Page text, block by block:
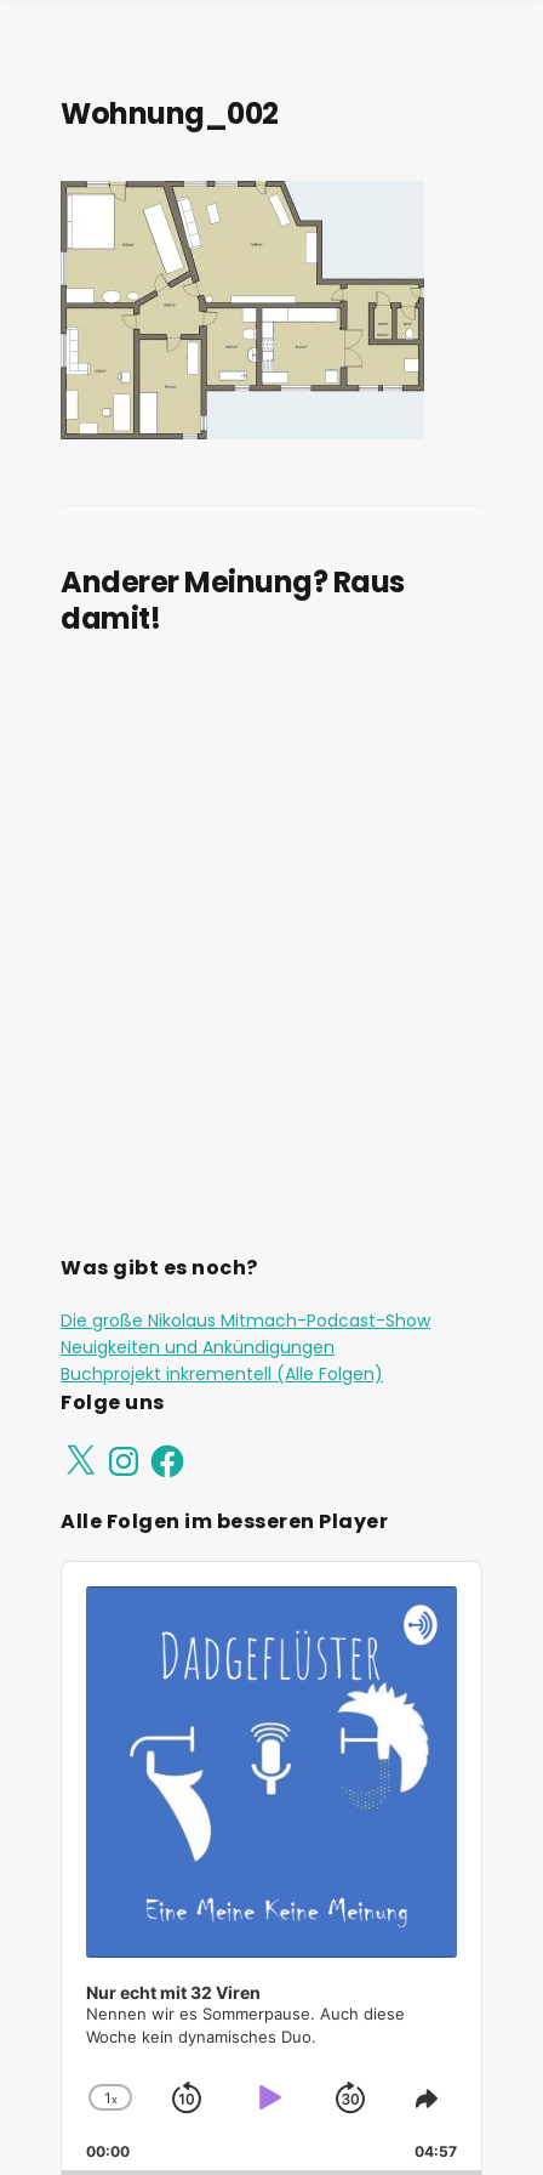
Wohnung_002
Anderer Meinung? Raus
damit!
Was gibt es noch?
Die große Nikolaus Mitmach-Podcast-Show
Neuigkeiten und Ankündigungen
Buchprojekt inkrementell (Alle Folgen)
Folge uns
Alle Folgen im besseren Player
A
Nur echt mit 32 Viren
Nennen wir es Sommerpause. Auch diese
Woche kein dynamisches Duo.
C
a
1x
S
P
J
S
a
00:00 04:57